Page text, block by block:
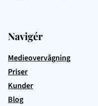
Navigér
Medieovervågning
Priser
Kunder
Blog